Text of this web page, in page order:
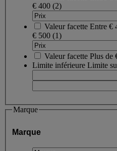
€ 400 (2)
Valeur facette Entre €
€ 500 (1)
Valeur facette Plus de
Limite inférieure Limite
Marque
Marque